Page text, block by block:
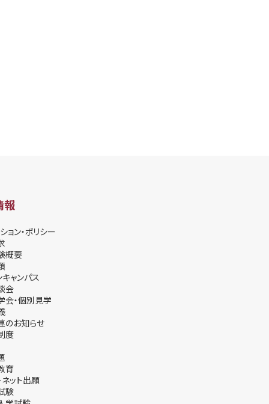
報
ョン・ポリシー
概要
ャンパス
会
会・個別⾒学
のお知らせ
度
育
ット出願
験